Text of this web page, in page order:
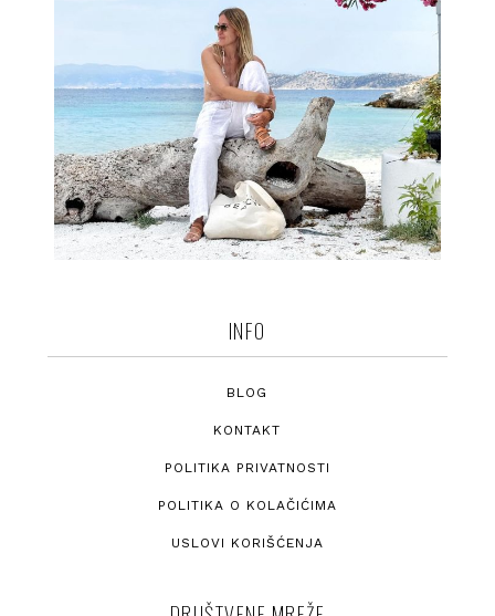
INFO
BLOG
KONTAKT
POLITIKA PRIVATNOSTI
POLITIKA O KOLAČIĆIMA
USLOVI KORIŠĆENJA